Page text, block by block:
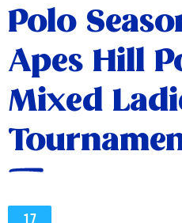
Polo
Apes Hill
Mixed
17